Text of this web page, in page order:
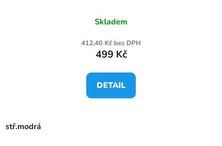
Skladem
412,40 Kč bez DPH
499 Kč
DETAIL
stř.modrá